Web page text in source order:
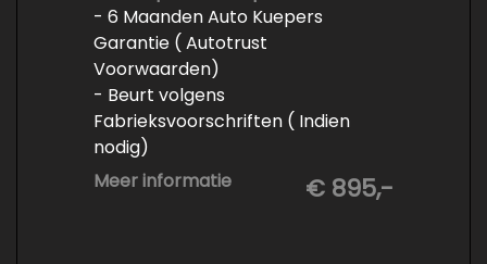
- 6 Maanden Auto Kuepers
Garantie ( Autotrust
Voorwaarden)
- Beurt volgens
Fabrieksvoorschriften ( Indien
nodig)
- Minimaal 6 maanden APK
- Minimaal 3 mm banden profiel
Meer informatie € 895,-